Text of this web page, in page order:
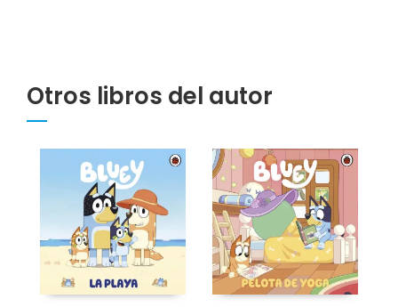
Otros libros del autor